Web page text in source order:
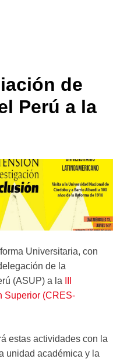
de
Perú a la
Universitaria, con
de la
(ASUP) a la
Superior (CRES-
estas actividades con la
unidad académica y la